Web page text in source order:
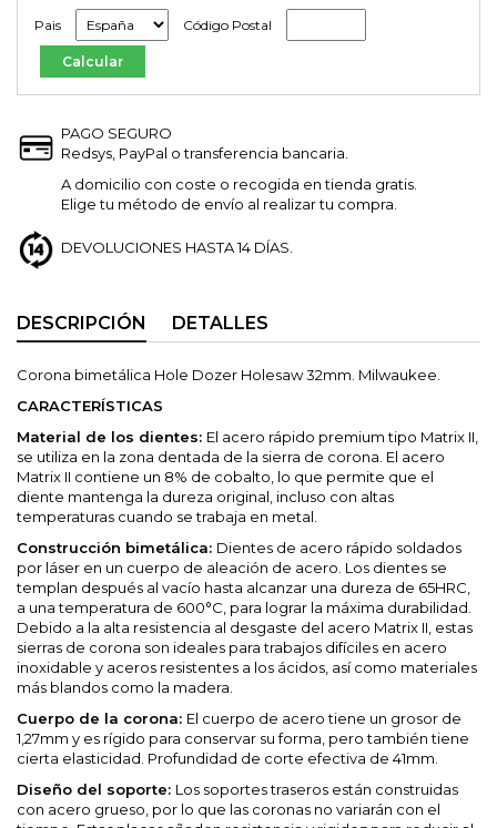
Pais Código Postal
PAGO SEGURO
Redsys, PayPal o transferencia bancaria.
A domicilio con coste o recogida en tienda gratis.
Elige tu método de envío al realizar tu compra.
DEVOLUCIONES HASTA 14 DÍAS.
DESCRIPCIÓN DETALLES
Corona bimetálica Hole Dozer Holesaw 32mm. Milwaukee.
CARACTERÍSTICAS
Material de los dientes: El acero rápido premium tipo Matrix II,
se utiliza en la zona dentada de la sierra de corona. El acero
Matrix II contiene un 8% de cobalto, lo que permite que el
diente mantenga la dureza original, incluso con altas
temperaturas cuando se trabaja en metal.
Construcción bimetálica: Dientes de acero rápido soldados
por láser en un cuerpo de aleación de acero. Los dientes se
templan después al vacío hasta alcanzar una dureza de 65HRC,
a una temperatura de 600°C, para lograr la máxima durabilidad.
Debido a la alta resistencia al desgaste del acero Matrix II, estas
sierras de corona son ideales para trabajos difíciles en acero
inoxidable y aceros resistentes a los ácidos, así como materiales
más blandos como la madera.
Cuerpo de la corona: El cuerpo de acero tiene un grosor de
1,27mm y es rígido para conservar su forma, pero también tiene
cierta elasticidad. Profundidad de corte efectiva de 41mm.
Diseño del soporte: Los soportes traseros están construidas
con acero grueso, por lo que las coronas no variarán con el